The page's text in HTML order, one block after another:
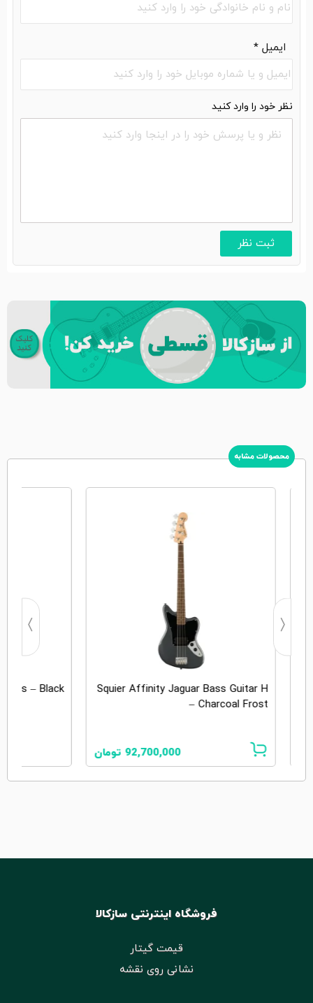
ایمیل *
محصولات مشابه
Squier Affinity Jaguar Bass Guitar H
– Charcoal Frost
92,700,000 تومان
– Black
فروشگاه اینترنتی سازکالا
قیمت گیتار
نشانی روی نقشه